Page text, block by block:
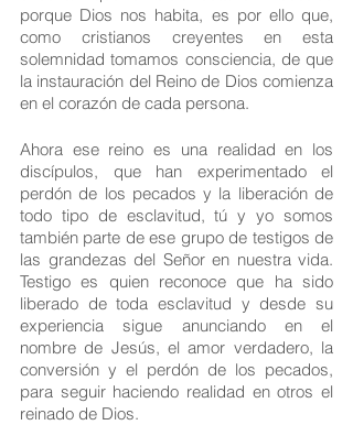
porque Dios nos habita, es por ello que,
como cristianos creyentes en esta
solemnidad tomamos consciencia, de que
la instauración del Reino de Dios comienza
en el corazón de cada persona.
Ahora ese reino es una realidad en los
discípulos, que han experimentado el
perdón de los pecados y la liberación de
todo tipo de esclavitud, tú y yo somos
también parte de ese grupo de testigos de
las grandezas del Señor en nuestra vida.
Testigo es quien reconoce que ha sido
liberado de toda esclavitud y desde su
experiencia sigue anunciando en el
nombre de Jesús, el amor verdadero, la
conversión y el perdón de los pecados,
para seguir haciendo realidad en otros el
reinado de Dios.